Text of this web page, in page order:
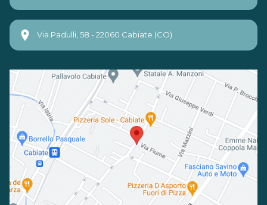
Via Padulli, 58 - 22060 Cabiate (CO)